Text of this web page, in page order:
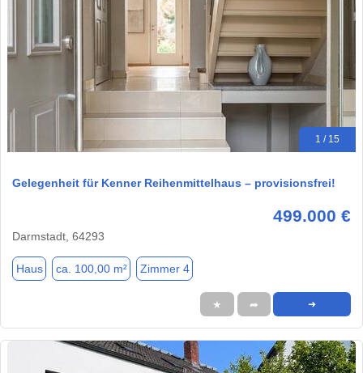
1 / 15
Gelegenheit für Kenner Reihenmittelhaus – provisionsfrei!
499.000 €
Darmstadt, 64293
Haus ca. 100,00 m² Zimmer 4
★ ➦ ➜